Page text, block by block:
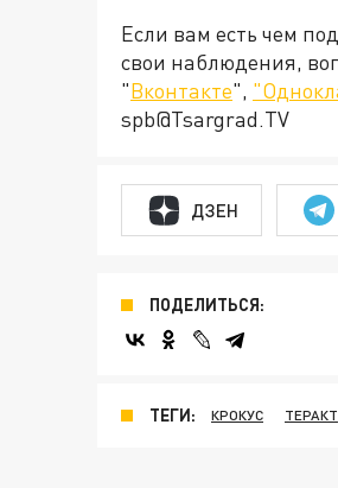
Если вам есть чем
свои наблюдения,
"Вконтакте",
spb@Tsargrad.TV
ДЗЕН
ПОДЕЛИТЬСЯ:
ТЕГИ: КРОКУС ТЕРАКТ